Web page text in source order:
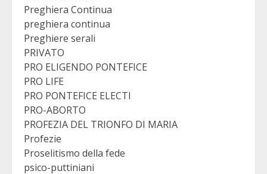
Preghiera Continua
preghiera continua
Preghiere serali
PRIVATO
PRO ELIGENDO PONTEFICE
PRO LIFE
PRO PONTEFICE ELECTI
PRO-ABORTO
PROFEZIA DEL TRIONFO DI MARIA
Profezie
Proselitismo della fede
psico-puttiniani